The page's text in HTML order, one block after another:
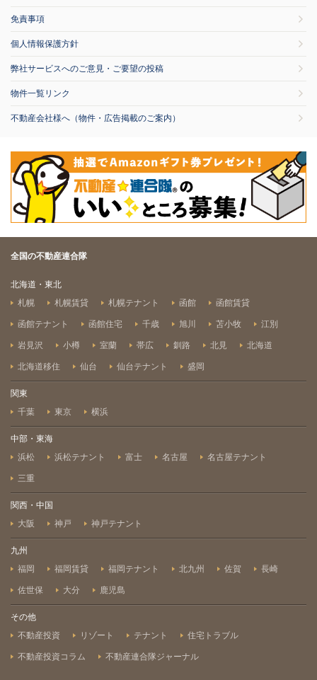
免責事項
個人情報保護方針
弊社サービスへのご意見・ご要望の投稿
物件一覧リンク
不動産会社様へ（物件・広告掲載のご案内）
全国の不動産連合隊
北海道・東北
札幌
札幌賃貸 札幌テナント 函館 函館賃貸
函館テナント 函館住宅 千歳 旭川 苫小牧 江別
岩見沢 小樽 室蘭 帯広 釧路 北見 北海道
北海道移住 仙台 仙台テナント 盛岡
関東
千葉
東京 横浜
中部・東海
浜松
浜松テナント 富士 名古屋 名古屋テナント
三重
関西・中国
大阪
神戸 神戸テナント
九州
福岡
福岡賃貸 福岡テナント 北九州 佐賀 長崎
佐世保 大分 鹿児島
その他
不動産投資
リゾート テナント 住宅トラブル
不動産投資コラム 不動産連合隊ジャーナル